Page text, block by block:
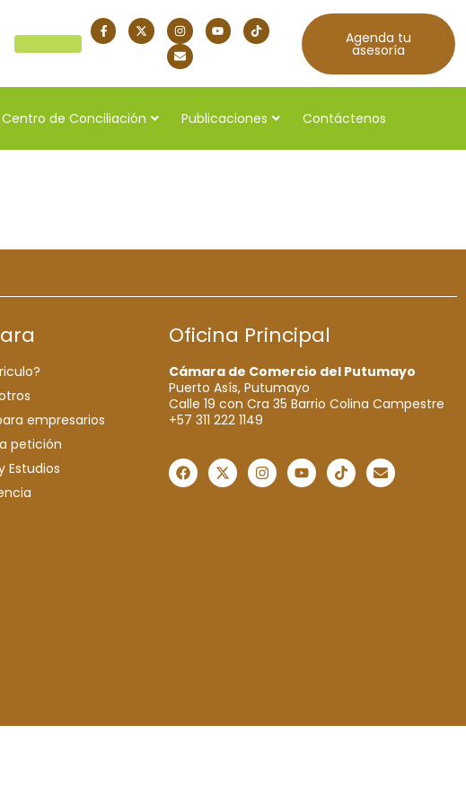
Agenda tu
asesoría
Centro de Conciliación Publicaciones Contáctenos
empresarios
petición
Estudios
Oficina Principal
Cámara de Comercio del Putumayo
Puerto Asís, Putumayo
Calle 19 con Cra 35 Barrio Colina Campestre
+57 311 222 1149